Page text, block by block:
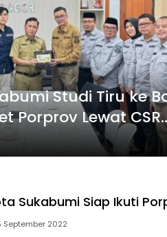
Studi Tiru ke
Porprov Lewat CSR
Sukabumi Siap Ikuti
September 2022